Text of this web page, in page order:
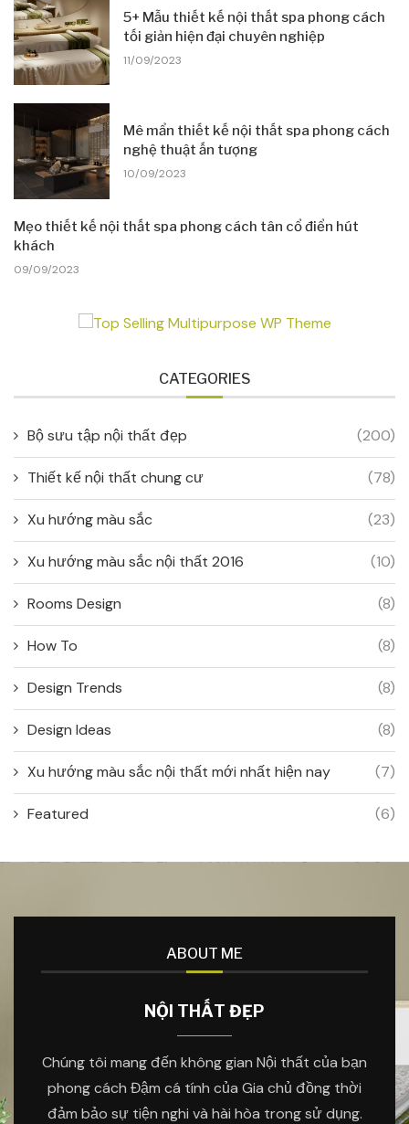
5+ Mẫu thiết kế nội thất spa phong cách
tối giản hiện đại chuyên nghiệp
11/09/2023
Mê mẩn thiết kế nội thất spa phong cách
nghệ thuật ấn tượng
10/09/2023
Mẹo thiết kế nội thất spa phong cách tân cổ điển hút
khách
09/09/2023
CATEGORIES
Bộ sưu tập nội thất đẹp (200)
Thiết kế nội thất chung cư (78)
Xu hướng màu sắc (23)
Xu hướng màu sắc nội thất 2016 (10)
Rooms Design (8)
How To (8)
Design Trends (8)
Design Ideas (8)
Xu hướng màu sắc nội thất mới nhất hiện nay (7)
Featured (6)
ABOUT ME
NỘI THẤT ĐẸP
Chúng tôi mang đến không gian Nội thất của bạn
phong cách Đậm cá tính của Gia chủ đồng thời
đảm bảo sự tiện nghi và hài hòa trong sử dụng.